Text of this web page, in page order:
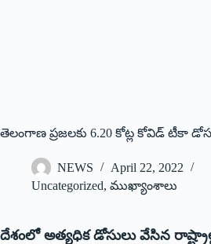
తెలంగాణ ప్రజలకు 6.20 కోట్ల కోవిడ్‌ ‌టీకా
NEWS
April 22, 2022
Uncategorized, ముఖ్యాంశాలు
దేశంలో అత్యధిక డోసులు వేసిన